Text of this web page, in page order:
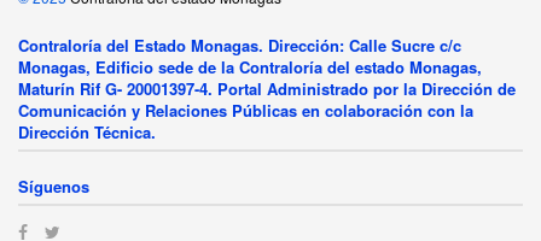
Contraloría del Estado Monagas. Dirección: Calle Sucre c/c
Monagas, Edificio sede de la Contraloría del estado Monagas,
Maturín Rif G- 20001397-4. Portal Administrado por la Dirección de
Comunicación y Relaciones Públicas en colaboración con la
Dirección Técnica.
Síguenos